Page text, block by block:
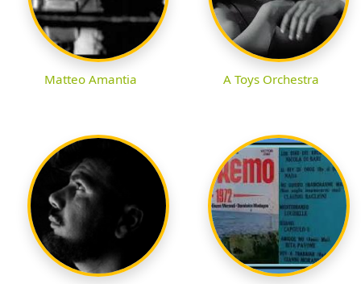
Matteo Amantia A Toys Orchestra